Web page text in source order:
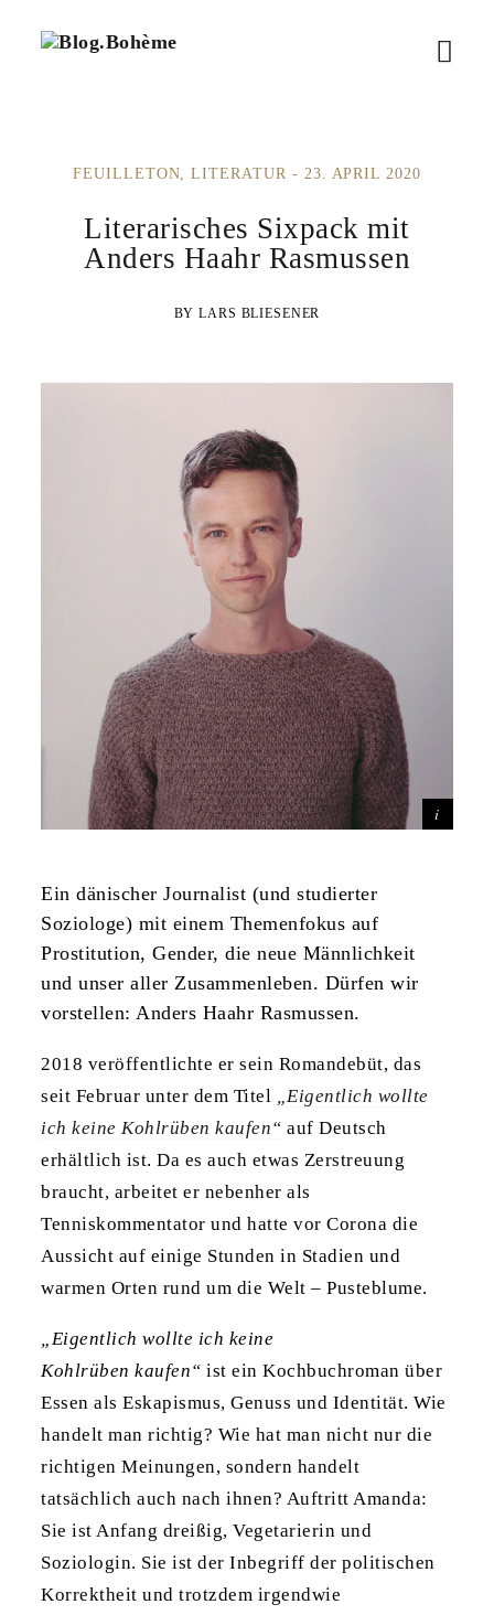
B
M
FEUILLETON LITERATUR 23. APRIL 2020
Literarisches Sixpack mit
Anders Haahr Rasmussen
LARS BLIESENER
Ein dänischer Journalist (und studierter
Soziologe) mit einem Themenfokus auf
Prostitution, Gender, die neue Männlichkeit
und unser aller Zusammenleben. Dürfen wir
vorstellen: Anders Haahr Rasmussen.
2018 veröffentlichte er sein Romandebüt, das
seit Februar unter dem Titel „Eigentlich wollte
ich keine Kohlrüben kaufen“ auf Deutsch
erhältlich ist. Da es auch etwas Zerstreuung
braucht, arbeitet er nebenher als
Tenniskommentator und hatte vor Corona die
Aussicht auf einige Stunden in Stadien und
warmen Orten rund um die Welt – Pusteblume.
„Eigentlich wollte ich keine
Kohlrüben kaufen“ist ein Kochbuchroman über
Essen als Eskapismus, Genuss und Identität. Wie
handelt man richtig? Wie hat man nicht nur die
richtigen Meinungen, sondern handelt
tatsächlich auch nach ihnen? Auftritt Amanda:
Sie ist Anfang dreißig, Vegetarierin und
Soziologin. Sie ist der Inbegriff der politischen
Korrektheit und trotzdem irgendwie